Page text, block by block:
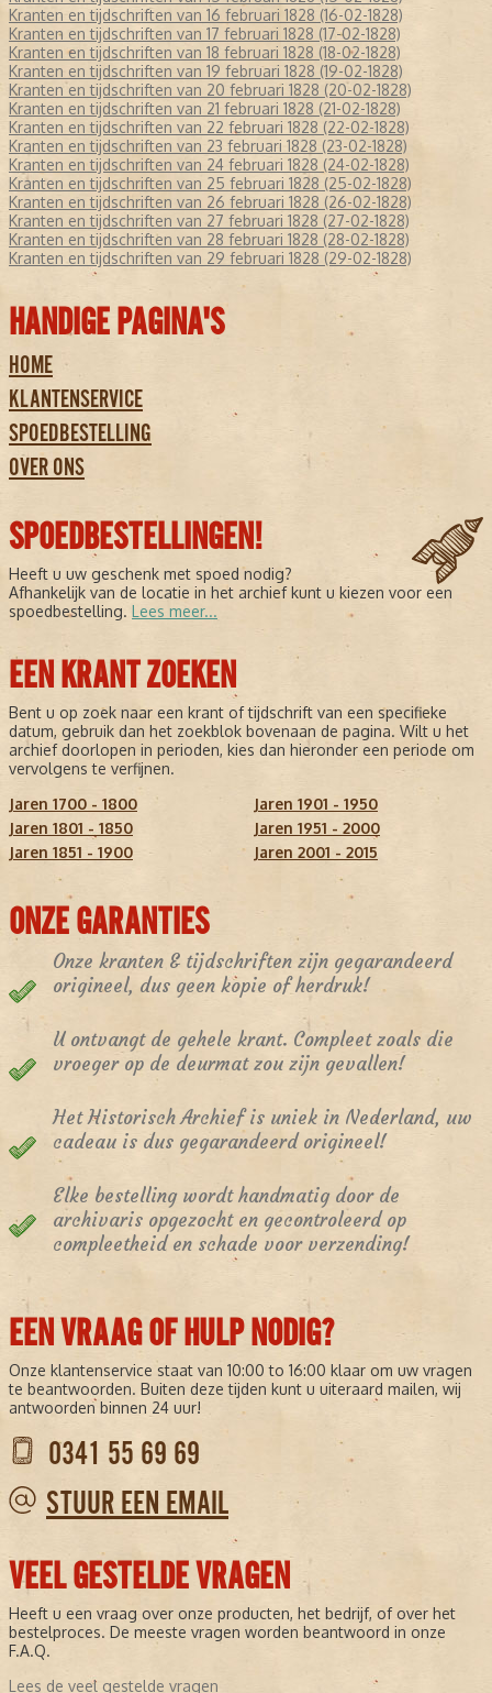
Kranten en tijdschriften van 16 februari 1828 (16-02-1828)
Kranten en tijdschriften van 17 februari 1828 (17-02-1828)
Kranten en tijdschriften van 18 februari 1828 (18-02-1828)
Kranten en tijdschriften van 19 februari 1828 (19-02-1828)
Kranten en tijdschriften van 20 februari 1828 (20-02-1828)
Kranten en tijdschriften van 21 februari 1828 (21-02-1828)
Kranten en tijdschriften van 22 februari 1828 (22-02-1828)
Kranten en tijdschriften van 23 februari 1828 (23-02-1828)
Kranten en tijdschriften van 24 februari 1828 (24-02-1828)
Kranten en tijdschriften van 25 februari 1828 (25-02-1828)
Kranten en tijdschriften van 26 februari 1828 (26-02-1828)
Kranten en tijdschriften van 27 februari 1828 (27-02-1828)
Kranten en tijdschriften van 28 februari 1828 (28-02-1828)
Kranten en tijdschriften van 29 februari 1828 (29-02-1828)
HANDIGE PAGINA'S
HOME
KLANTENSERVICE
SPOEDBESTELLING
OVER ONS
SPOEDBESTELLINGEN!
Heeft u uw geschenk met spoed nodig?
Afhankelijk van de locatie in het archief kunt u kiezen voor een
spoedbestelling. Lees meer...
EEN KRANT ZOEKEN
Bent u op zoek naar een krant of tijdschrift van een specifieke
datum, gebruik dan het zoekblok bovenaan de pagina. Wilt u het
archief doorlopen in perioden, kies dan hieronder een periode om
vervolgens te verfijnen.
Jaren 1700 - 1800
Jaren 1801 - 1850
Jaren 1851 - 1900
Jaren 1901 - 1950
Jaren 1951 - 2000
Jaren 2001 - 2015
ONZE GARANTIES
Onze kranten & tijdschriften zijn gegarandeerd
origineel, dus geen kopie of herdruk!
U ontvangt de gehele krant. Compleet zoals die
vroeger op de deurmat zou zijn gevallen!
Het Historisch Archief is uniek in Nederland, uw
cadeau is dus gegarandeerd origineel!
Elke bestelling wordt handmatig door de
archivaris opgezocht en gecontroleerd op
compleetheid en schade voor verzending!
EEN VRAAG OF HULP NODIG?
Onze klantenservice staat van 10:00 to 16:00 klaar om uw vragen
te beantwoorden. Buiten deze tijden kunt u uiteraard mailen, wij
antwoorden binnen 24 uur!
0341 55 69 69
STUUR EEN EMAIL
VEEL GESTELDE VRAGEN
Heeft u een vraag over onze producten, het bedrijf, of over het
bestelproces. De meeste vragen worden beantwoord in onze
F.A.Q.
Lees de veel gestelde vragen